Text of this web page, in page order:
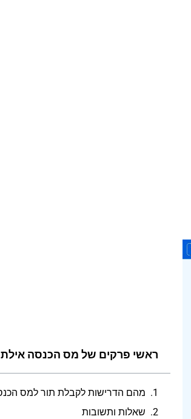
ראשי פרקים של מס הכנסה אילת
שאלות ותשובות